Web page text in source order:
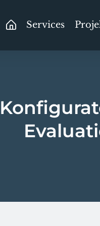
Services